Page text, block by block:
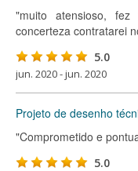
"muito atensioso,
concerteza contratarei
5.0
jun. 2020 - jun. 2020
Projeto de desenho
"Comprometido e
5.0